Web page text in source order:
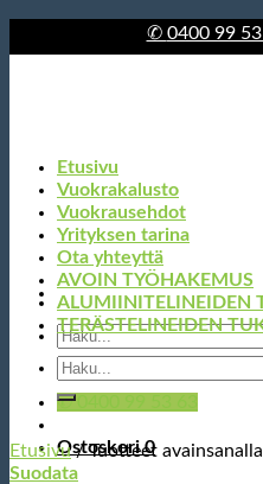
to
✆ 0400 99
Etsi:
✆ 0400 99 53 63
Ostoskori0
Etusivu
Vuokrakalusto
Vuokrausehdot
Yrityksen tarina
Ota yhteyttä
AVOIN TYÖHAKEMUS
ALUMIINITELINEIDEN
TERÄSTELINEIDEN
Etsi:
Etusivu /Tuotteet avainsanalla
Suodata